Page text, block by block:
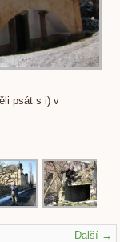
psát s i) v
Další →